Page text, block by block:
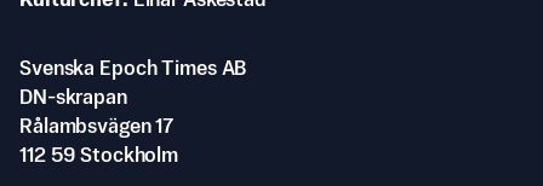
Svenska Epoch Times AB
DN-skrapan
Rålambsvägen 17
112 59 Stockholm